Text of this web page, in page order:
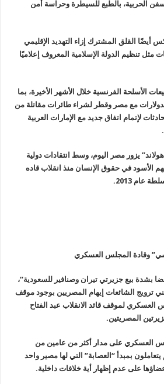
الحربية، بالطبع للسيطرة وحراسة أمن
أيضًا القلق المشترك إزاء التهديد الإقليمي
مثل تنظيم الدولة الإسلامية المعروف إعلاميًا
الأسلحة الفرنسية خلال الأشهر الأخيرة، بما
مع مصر وقطر لشراء طائرات مقاتلة من
لإتمام اتفاق جديد مع الإمارات العربية
يزور مصر اليوم، وسط انتقادات دولية
الأسود في حقوق الإنسان منذ انقلاب قاده
عام 2013.
وقادة المجلس العسكري
بشدة بيع جزيرتي تيران وصنافير للسعودية“،
ترويج الشائعات إيهام المصريين بوجود موقف
لموقف قائد الانقلاب عبد الفتاح
المصريتين.
العسكري على مدار أكثر من عامين من
أنهم يتعاملون بمبدأ “العصابة” التي لها مصير واحد
على عدم إظهار أية خلافات داخلية.